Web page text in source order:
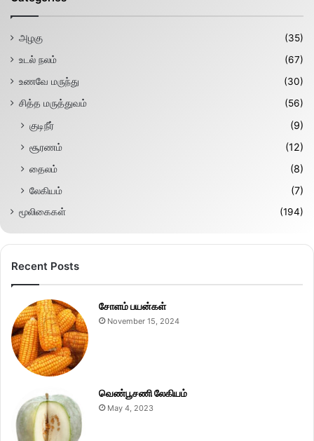
அழகு
(35)
உடல் நலம்
(67)
உணவே மருந்து
(30)
சித்த மருத்துவம்
(56)
குடிநீர்
(9)
சூரணம்
(12)
தைலம்
(8)
லேகியம்
(7)
மூலிகைகள் (194)
Recent Posts
சோளம் பயன்கள்
November 15, 2024
வெண்பூசணி லேகியம்
May 4, 2023